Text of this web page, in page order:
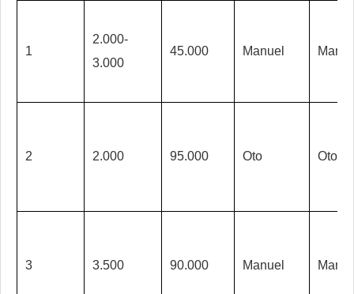
1
2.000-
3.000
45.000 Manuel
2 2.000 95.000 Oto Oto
3 3.500 90.000 Manuel